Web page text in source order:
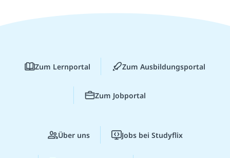
Zum Lernportal Zum Ausbildungsportal
Zum Jobportal
Über uns Jobs bei Studyflix